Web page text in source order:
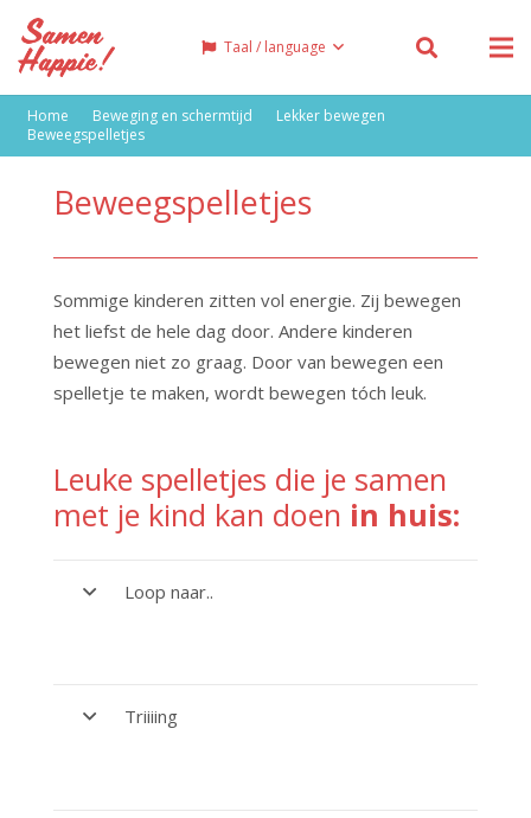
Taal / language
Home Beweging en schermtijd
Lekker bewegen
Beweegspelletjes
Beweegspelletjes
Sommige kinderen zitten vol energie. Zij bewegen
het liefst de hele dag door. Andere kinderen
bewegen niet zo graag. Door van bewegen een
spelletje te maken, wordt bewegen tóch leuk.
Leuke spelletjes die je samen
met je kind kan doen in huis:
Loop naar..
Triiiing